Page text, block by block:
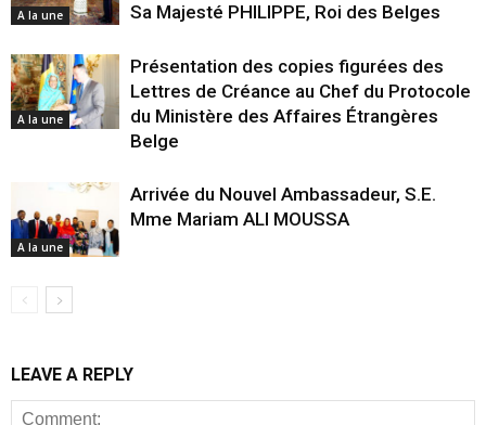
A la une
Sa Majesté PHILIPPE, Roi des Belges
A la une
Présentation des copies figurées des
Lettres de Créance au Chef du Protocole
du Ministère des Affaires Étrangères
Belge
A la une
Arrivée du Nouvel Ambassadeur, S.E.
Mme Mariam ALI MOUSSA
LEAVE A REPLY